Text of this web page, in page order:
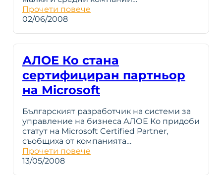
Прочети повече
02/06/2008
АЛОЕ Ко стана
сертифициран партньор
на Microsoft
Българският разработчик на системи за
управление на бизнеса АЛОЕ Ко придоби
статут на Microsoft Certified Partner,
съобщиха от компанията…
Прочети повече
13/05/2008